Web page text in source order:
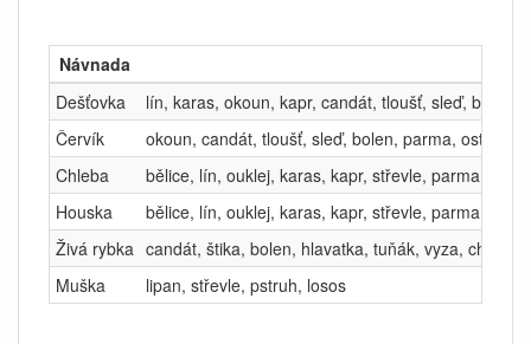
Návnada
Dešťovka
lín, karas, okoun, kapr, candát, tloušť, sleď,
Červík
okoun, candát, tloušť, sleď, bolen, parma,
Chleba
bělice, lín, ouklej, karas, kapr, střevle, parma, losos
Houska
bělice, lín, ouklej, karas, kapr, střevle, parma, losos
Živá rybka candát, štika, bolen, hlavatka, tuňák, vyza,
Muška
lipan, střevle, pstruh, losos